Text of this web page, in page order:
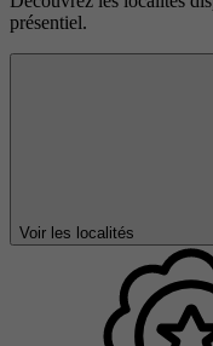
présentiel.
Voir les localités